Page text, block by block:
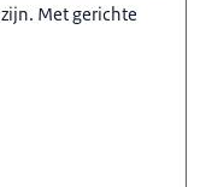
Met gerichte